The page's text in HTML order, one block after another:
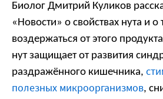
Биолог Дмитрий Куликов
«Новости» о свойствах нута и
воздержаться от этого
нут защищает от развития
раздражённого кишечника,
полезных микроорганизмов,